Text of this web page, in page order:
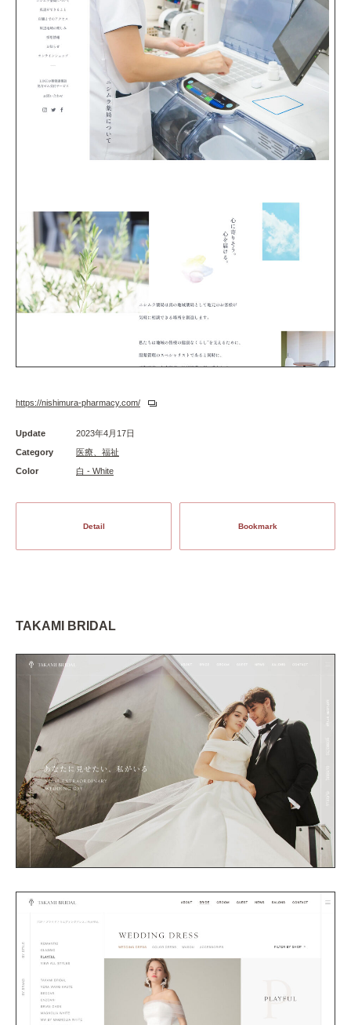
https://nishimura-pharmacy.com/
Update
2023年4月17日
Category
医療、福祉
Color
白 - White
Detail Bookmark
TAKAMI BRIDAL